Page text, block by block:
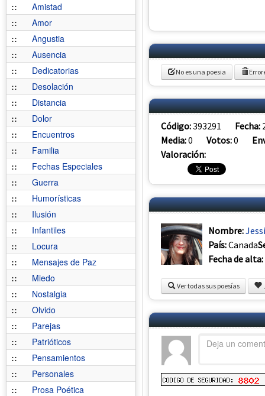
::
Amistad
::
Amor
::
Angustia
::
Ausencia
::
Dedicatorias
::
Desolación
::
Distancia
::
Dolor
::
Encuentros
::
Familia
::
Fechas Especiales
::
Guerra
::
Humorísticas
::
Ilusión
::
Infantiles
::
Locura
::
Mensajes de Paz
::
Miedo
::
Nostalgia
::
Olvido
::
Parejas
::
Patrióticos
::
Pensamientos
::
Personales
::
Prosa Poética
No es una poesia
Código:393291 Fecha:
Media:0 Votos:0
Valoración:
Nombre:
País:Canada
Fecha de alta:
Ver todas sus poesías